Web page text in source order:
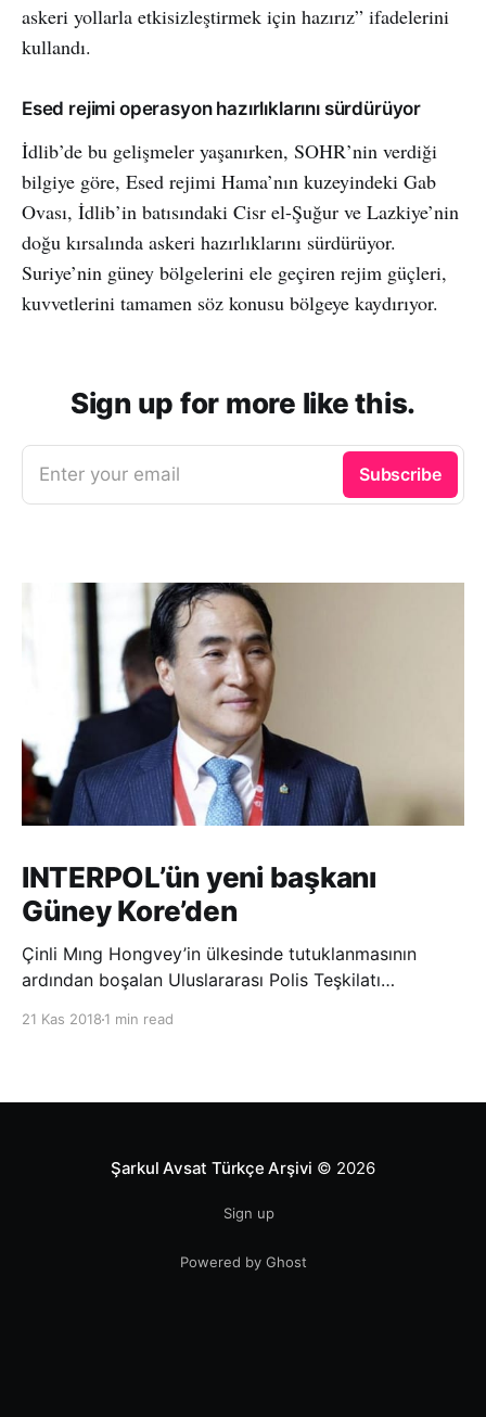
askeri yollarla etkisizleştirmek için hazırız” ifadelerini
kullandı.
Esed rejimi operasyon hazırlıklarını sürdürüyor
İdlib’de bu gelişmeler yaşanırken, SOHR’nin verdiği
bilgiye göre, Esed rejimi Hama’nın kuzeyindeki Gab
Ovası, İdlib’in batısındaki Cisr el-Şuğur ve Lazkiye’nin
doğu kırsalında askeri hazırlıklarını sürdürüyor.
Suriye’nin güney bölgelerini ele geçiren rejim güçleri,
kuvvetlerini tamamen söz konusu bölgeye kaydırıyor.
Sign up for more like this.
Enter your email Subscribe
INTERPOL’ün yeni başkanı
Güney Kore’den
Çinli Mıng Hongvey’in ülkesinde tutuklanmasının
ardından boşalan Uluslararası Polis Teşkilatı
21 Kas 2018 1 min read
Şarkul Avsat Türkçe Arşivi © 2026
Sign up
Powered by Ghost